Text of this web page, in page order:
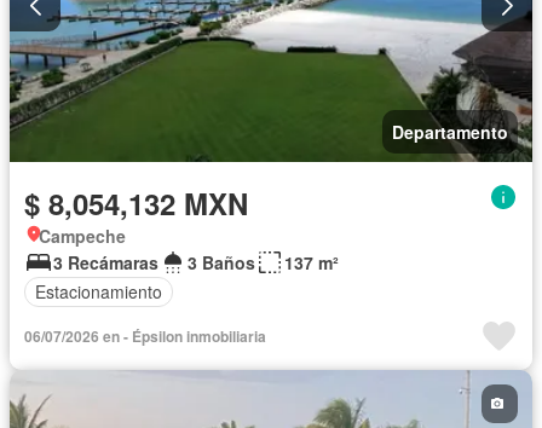
Departamento
$ 8,054,132 MXN
Campeche
3 Recámaras
3 Baños
137 m²
Estacionamiento
06/07/2026 en - Épsilon inmobiliaria